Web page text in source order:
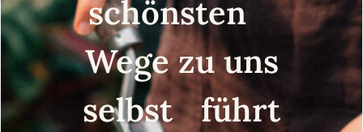
schönsten
Wege zu uns
selbst führt